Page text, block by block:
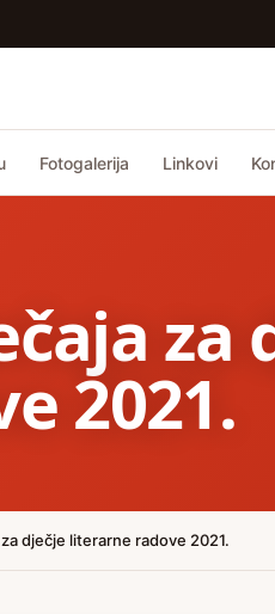
Fotogalerija Linkovi
za
2021.
dječje literarne radove 2021.